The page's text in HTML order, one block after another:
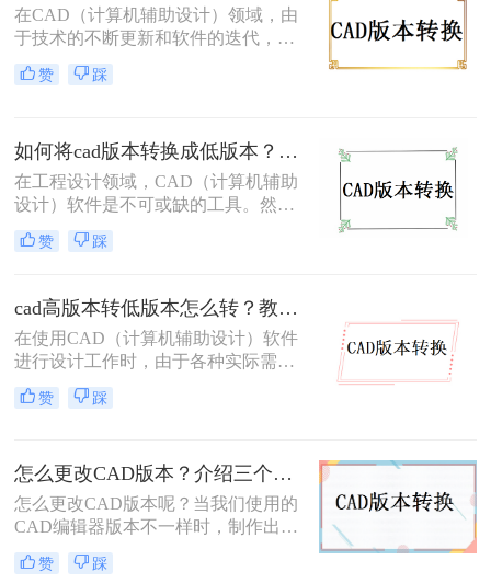
高怎么转换低版本呢？本文将介绍三
种将CAD高版本转换为低版本的高效
在CAD（计算机辅助设计）领域，由
于技术的不断更新和软件的迭代，我
们常常会遇到CAD文件版本不兼容的
问题。特别是在项目合作、文件传输
本，导致无法直接打开高版本的CAD
文件。此时，将CAD高版本转换成低
版本就显得尤为重要。那么怎么从
介绍几种将CAD高版本转换成低版本
赞 踩
如何将cad版本转换成低版本？试试这三种方法吧！
在工程设计领域，CAD（计算机辅助
设计）软件是不可或缺的工具。然
而，随着技术的不断进步，CAD软件
版本不断更新，有时我们需要将高版
旧版本的软件或不同的环境中打开和
编辑。那么如何将cad版本转换成低版
本呢？本文将为您介绍三种将CAD版
本转换成低版本的实用方法，帮助您
解决版本不兼容的问题。
赞 踩
cad高版本转低版本怎么转？教你3个小妙招轻松搞定！
在使用CAD（计算机辅助设计）软件
进行设计工作时，由于各种实际需
求，我们常常需要将CAD文件从高版
本转换为低版本。这可能是因为旧版
而需要降低版本。那么cad高版本转低
版本怎么转呢？下面，我们将详细介
绍几种CAD高版本转低版本的方法。
赞 踩
怎么更改CAD版本？介绍三个CAD版本转换方法！
怎么更改CAD版本呢？当我们使用的
CAD编辑器版本不一样时，制作出来
的文件需要在同一版本的软件中才能
打开，所以有时候需要将不同版本的
赞 踩